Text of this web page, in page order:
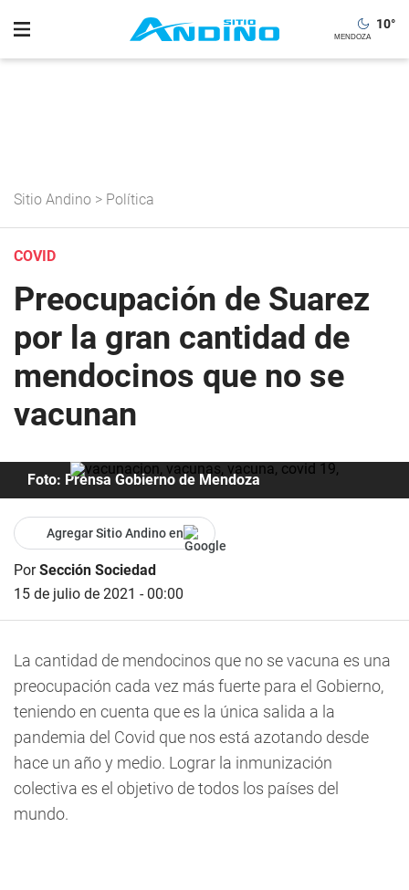
10°
Sitio Andino > Política
COVID
Preocupación de Suarez
por la gran cantidad de
mendocinos que no se
vacunan
Foto: Prensa Gobierno de Mendoza
Agregar Sitio Andino en
PorSección Sociedad
15 de julio de 2021 - 00:00
La cantidad de mendocinos que no se vacuna es una
preocupación cada vez más fuerte para el Gobierno,
teniendo en cuenta que es la única salida a la
pandemia del Covid que nos está azotando desde
hace un año y medio. Lograr la inmunización
colectiva es el objetivo de todos los países del
mundo.